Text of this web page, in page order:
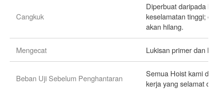
Cangkuk
Diperbuat daripada
keselamatan tinggi;
akan hilang.
Mengecat Lukisan primer dan
Beban Uji Sebelum Penghantaran
Semua Hoist kami
kerja yang selamat